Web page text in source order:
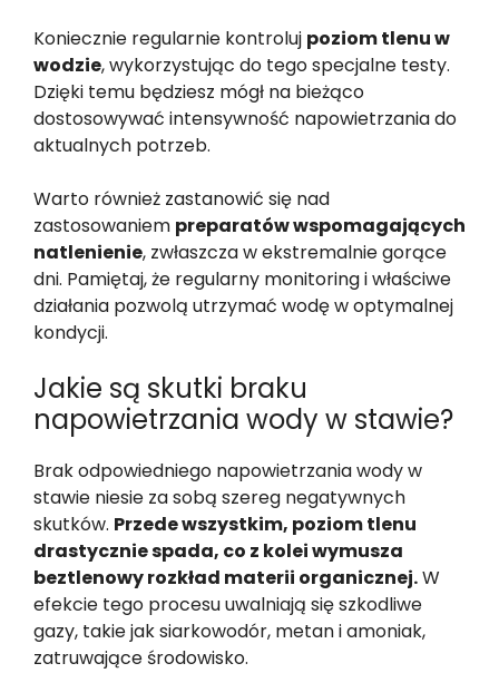
Koniecznie regularnie kontroluj poziom tlenu w
wodzie, wykorzystując do tego specjalne testy.
Dzięki temu będziesz mógł na bieżąco
dostosowywać intensywność napowietrzania do
aktualnych potrzeb.
Warto również zastanowić się nad
zastosowaniem preparatów wspomagających
natlenienie, zwłaszcza w ekstremalnie gorące
dni. Pamiętaj, że regularny monitoring i właściwe
działania pozwolą utrzymać wodę w optymalnej
kondycji.
Jakie są skutki braku
napowietrzania wody w stawie?
Brak odpowiedniego napowietrzania wody w
stawie niesie za sobą szereg negatywnych
skutków. Przede wszystkim, poziom tlenu
drastycznie spada, co z kolei wymusza
beztlenowy rozkład materii organicznej.W
efekcie tego procesu uwalniają się szkodliwe
gazy, takie jak siarkowodór, metan i amoniak,
zatruwające środowisko.